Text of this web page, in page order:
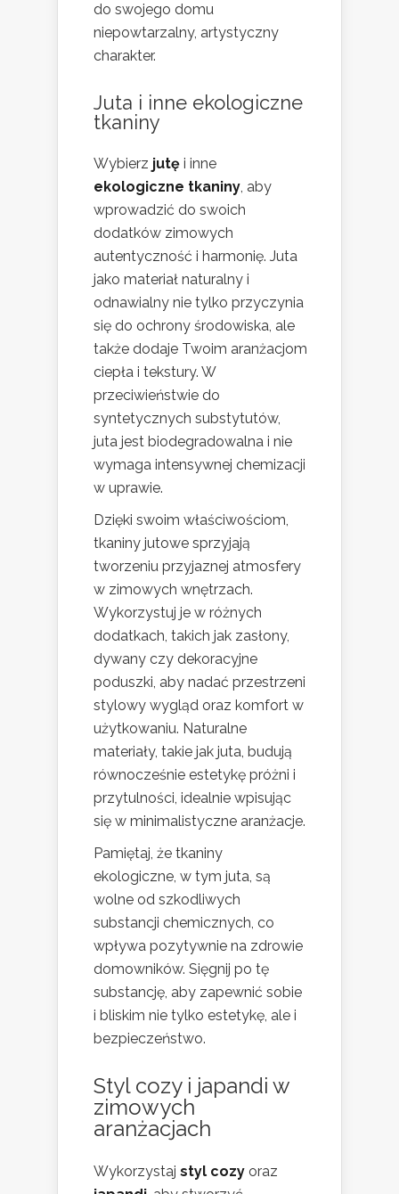
do swojego domu
niepowtarzalny, artystyczny
charakter.
Juta i inne ekologiczne
tkaniny
Wybierz jutę i inne
ekologiczne tkaniny, aby
wprowadzić do swoich
dodatków zimowych
autentyczność i harmonię. Juta
jako materiał naturalny i
odnawialny nie tylko przyczynia
się do ochrony środowiska, ale
także dodaje Twoim aranżacjom
ciepła i tekstury. W
przeciwieństwie do
syntetycznych substytutów,
juta jest biodegradowalna i nie
wymaga intensywnej chemizacji
w uprawie.
Dzięki swoim właściwościom,
tkaniny jutowe sprzyjają
tworzeniu przyjaznej atmosfery
w zimowych wnętrzach.
Wykorzystuj je w różnych
dodatkach, takich jak zasłony,
dywany czy dekoracyjne
poduszki, aby nadać przestrzeni
stylowy wygląd oraz komfort w
użytkowaniu. Naturalne
materiały, takie jak juta, budują
równocześnie estetykę próżni i
przytulności, idealnie wpisując
się w minimalistyczne aranżacje.
Pamiętaj, że tkaniny
ekologiczne, w tym juta, są
wolne od szkodliwych
substancji chemicznych, co
wpływa pozytywnie na zdrowie
domowników. Sięgnij po tę
substancję, aby zapewnić sobie
i bliskim nie tylko estetykę, ale i
bezpieczeństwo.
Styl cozy i japandi w
zimowych
aranżacjach
Wykorzystaj styl cozy oraz